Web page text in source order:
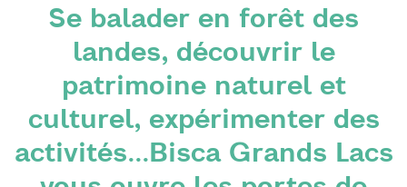
Se balader en forêt des
landes, découvrir le
patrimoine naturel et
culturel, expérimenter des
activités...Bisca Grands Lacs